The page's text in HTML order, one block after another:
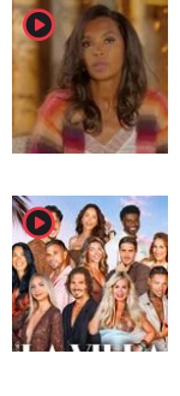
player2
player2